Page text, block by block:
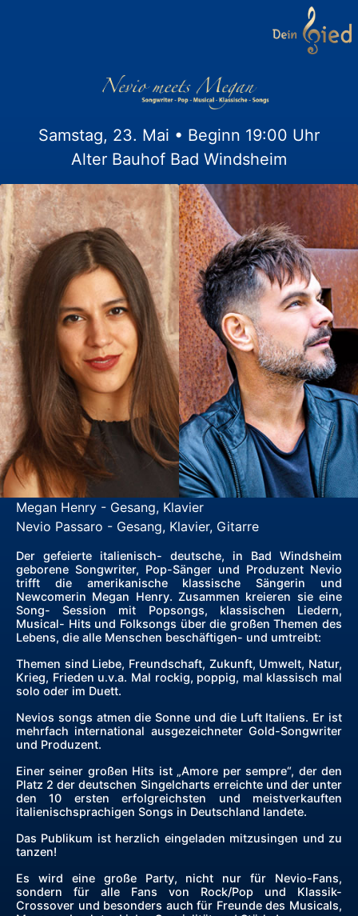
Samstag, 23. Mai • Beginn 19:00 Uhr
Alter Bauhof Bad Windsheim
Megan Henry - Gesang, Klavier
Nevio Passaro - Gesang, Klavier, Gitarre
Der gefeierte italienisch- deutsche, in Bad Windsheim
geborene Songwriter, Pop-Sänger und Produzent Nevio
trifft die amerikanische klassische Sängerin und
Newcomerin Megan Henry. Zusammen kreieren sie eine
Song- Session mit Popsongs, klassischen Liedern,
Musical- Hits und Folksongs über die großen Themen des
Lebens, die alle Menschen beschäftigen- und umtreibt:
Themen sind Liebe, Freundschaft, Zukunft, Umwelt, Natur,
Krieg, Frieden u.v.a. Mal rockig, poppig, mal klassisch mal
solo oder im Duett.
Nevios songs atmen die Sonne und die Luft Italiens. Er ist
mehrfach international ausgezeichneter Gold-Songwriter
und Produzent.
Einer seiner großen Hits ist „Amore per sempre“, der den
Platz 2 der deutschen Singelcharts erreichte und der unter
den 10 ersten erfolgreichsten und meistverkauften
italienischsprachigen Songs in Deutschland landete.
Das Publikum ist herzlich eingeladen mitzusingen und zu
tanzen!
Es wird eine große Party, nicht nur für Nevio-Fans,
sondern für alle Fans von Rock/Pop und Klassik-
Crossover und besonders auch für Freunde des Musicals,